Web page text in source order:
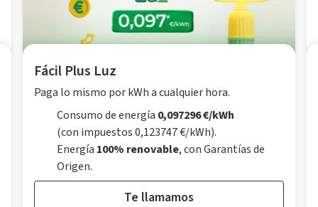
Fácil Plus Luz
Paga lo mismo por kWh a cualquier hora.
Consumo de energía 0,097296 €/kWh
(con impuestos 0,123747 €/kWh).
Energía 100% renovable, con Garantías de
Origen.
Te llamamos